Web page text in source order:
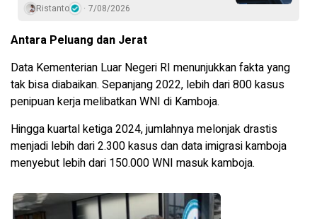
Ristanto 7/08/2026
Antara Peluang dan Jerat
Data Kementerian Luar Negeri RI menunjukkan fakta yang
tak bisa diabaikan. Sepanjang 2022, lebih dari 800 kasus
penipuan kerja melibatkan WNI di Kamboja.
Hingga kuartal ketiga 2024, jumlahnya melonjak drastis
menjadi lebih dari 2.300 kasus dan data imigrasi kamboja
menyebut lebih dari 150.000 WNI masuk kamboja.